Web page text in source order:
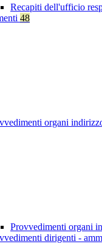
Recapiti dell'ufficio
48
organi
Provvedimenti organi
dirigenti -